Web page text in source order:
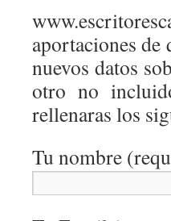
aportaciones de
nuevos datos
otro no
rellenaras los
Tu nombre